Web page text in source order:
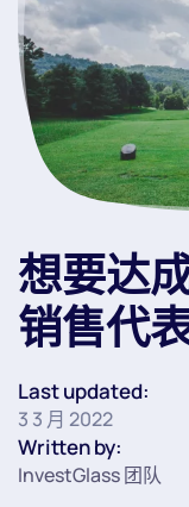
想要达
销售代
Last updated:
3 3 月 2022
Written by:
InvestGlass 团队